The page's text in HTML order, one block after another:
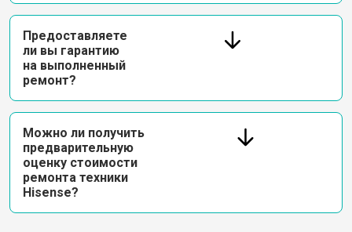
Предоставляете
ли вы гарантию
на выполненный
ремонт?
Можно ли получить
предварительную
оценку стоимости
ремонта техники
Hisense?